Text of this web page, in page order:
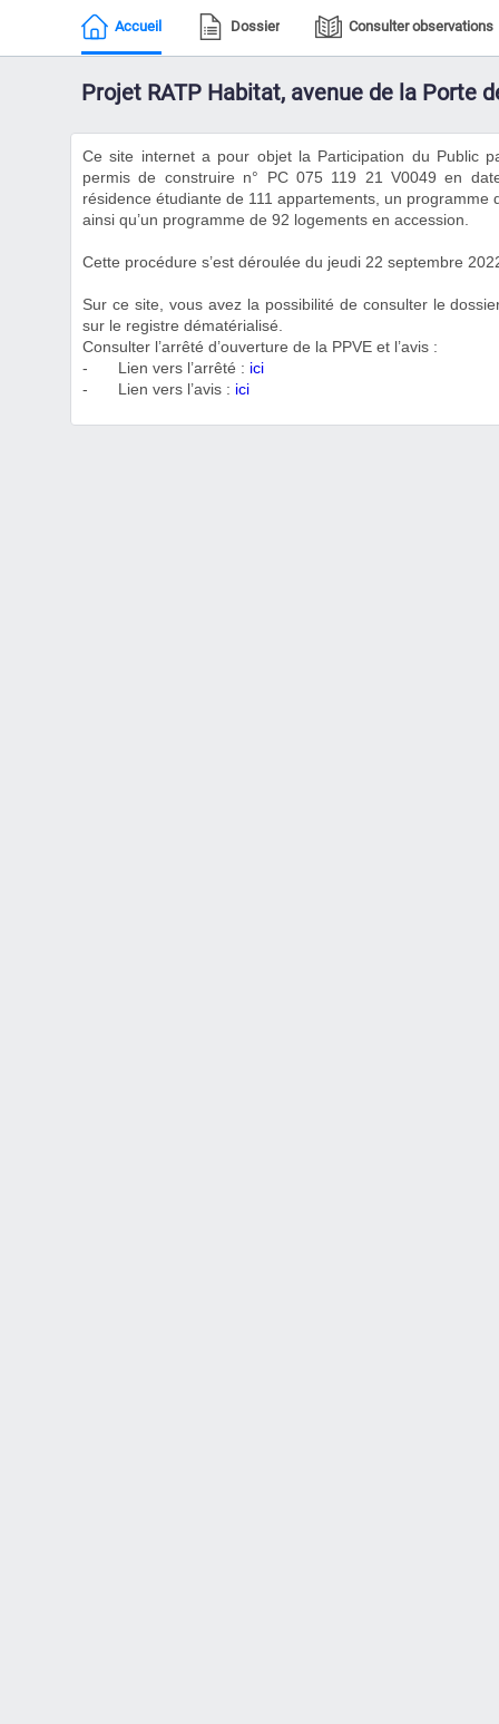
Accueil Dossier Consulter observations
Projet RATP Habitat, avenue de la Porte
Ce site internet a pour objet la Participation du Public
permis de construire n° PC 075 119 21 V0049 en
résidence étudiante de 111 appartements, un
ainsi qu’un programme de 92 logements en accession.
Cette procédure s’est déroulée du jeudi 22 septembre
Sur ce site, vous avez la possibilité de consulter le
sur le registre dématérialisé.
Consulter l’arrêté d’ouverture de la PPVE et l’avis :
-
Lien vers l’arrêté : ici
-
Lien vers l’avis : ici